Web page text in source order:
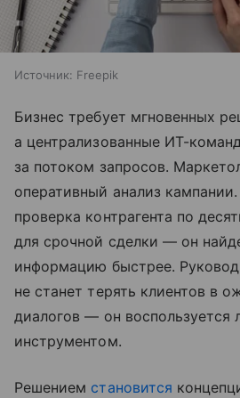
Источник: Freepik
Бизнес требует мгновенных
а централизованные ИТ-
за потоком запросов.
оперативный анализ
проверка контрагента по
для срочной сделки — он
информацию быстрее.
не станет терять клиентов в
диалогов — он
инструментом.
Решением становится